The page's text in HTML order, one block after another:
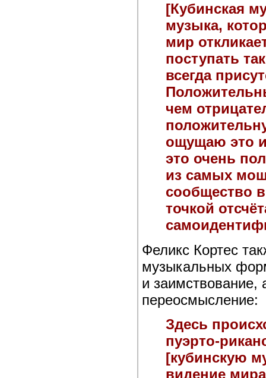
[Кубинская
музыка,
мир
поступать
всегда
чем
ощущаю это
это очень
из самых
сообщество
точкой
Феликс Кортес
музыкальных
и заимствование,
переосмысление:
Здесь
пуэрто-
[кубинскую
видение